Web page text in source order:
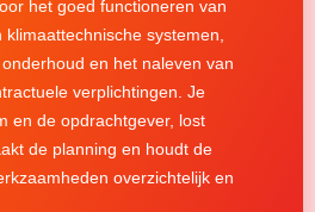
het goed functioneren van
systemen,
en het naleven van
verplichtingen. Je
en de opdrachtgever, lost
de planning en houdt de
overzichtelijk en